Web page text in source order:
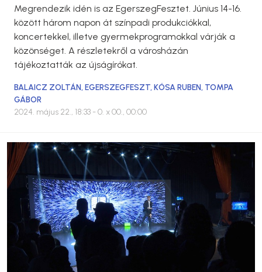
Megrendezik idén is az EgerszegFesztet. Június 14-16.
között három napon át színpadi produkciókkal,
koncertekkel, illetve gyermekprogramokkal várják a
közönséget. A részletekről a városházán
tájékoztatták az újságírókat.
BALAICZ ZOLTÁN,EGERSZEGFESZT,KÓSA RUBEN, TOMPA
GÁBOR
2024. május 22., 18:33 - 0. x 00., 00:00